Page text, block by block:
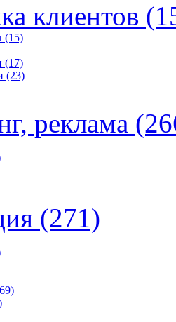
клиентов
(15)
(17)
(23)
реклама
(271)